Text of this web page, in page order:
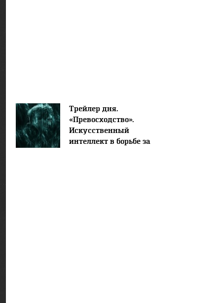
Трейлер дня.
«Превосходство».
Искусственный
интеллект в борьбе за